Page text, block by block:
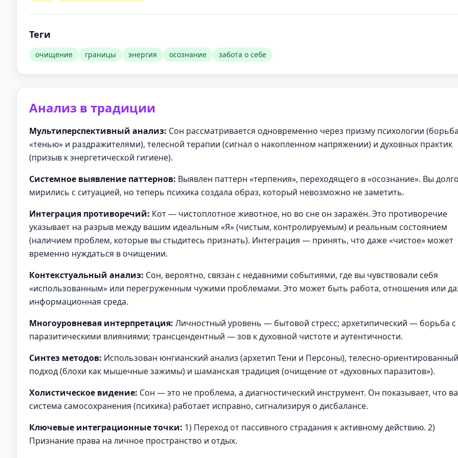
Теги
очищение границы энергия осознание забота о себе
Анализ в традиции
Мультиперспективный анализ: Сон рассматривается одновременно через призму психологии
«тенью» и раздражителями), телесной терапии (сигнал о накопленном напряжении) и духовных практик
(призыв к энергетической гигиене).
Системное выявление паттернов: Выявлен паттерн «терпения», переходящего в «осознание». Вы
мирились с ситуацией, но теперь психика создала образ, который невозможно не заметить.
Интеграция противоречий: Кот — чистоплотное животное, но во сне он заражён. Это противоречие
указывает на разрыв между вашим идеальным «Я» (чистым, контролируемым) и реальным состоянием
(наличием проблем, которые вы стыдитесь признать). Интеграция — принять, что даже «чистое» может
временно нуждаться в очищении.
Контекстуальный анализ: Сон, вероятно, связан с недавними событиями, где вы чувствовали себя
«использованным» или перегруженным чужими проблемами. Это может быть работа, отношения или
информационная среда.
Многоуровневая интерпретация: Личностный уровень — бытовой стресс; архетипический — борьба с
паразитическими влияниями; трансцендентный — зов к духовной чистоте и аутентичности.
Синтез методов: Использован юнгианский анализ (архетип Тени и Персоны), телесно-ориентированный
подход (блохи как мышечные зажимы) и шаманская традиция (очищение от «духовных паразитов»).
Холистическое видение: Сон — это не проблема, а диагностический инструмент. Он показывает, что
система самосохранения (психика) работает исправно, сигнализируя о дисбалансе.
Ключевые интеграционные точки: 1) Переход от пассивного страдания к активному действию. 2)
Признание права на личное пространство и отдых.